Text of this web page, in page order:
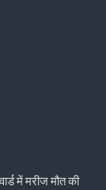
में मरीज मौत की